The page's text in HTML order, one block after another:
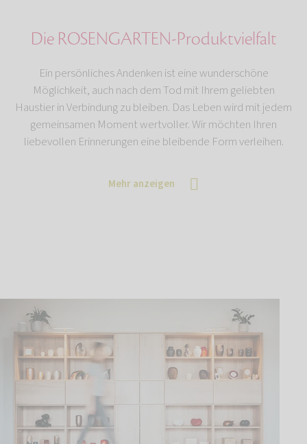
Die ROSENGARTEN-Produktvielfalt
Ein persönliches Andenken ist eine wunderschöne
Möglichkeit, auch nach dem Tod mit Ihrem geliebten
Haustier in Verbindung zu bleiben. Das Leben wird mit jedem
gemeinsamen Moment wertvoller. Wir möchten Ihren
liebevollen Erinnerungen eine bleibende Form verleihen.
Mehr anzeigen